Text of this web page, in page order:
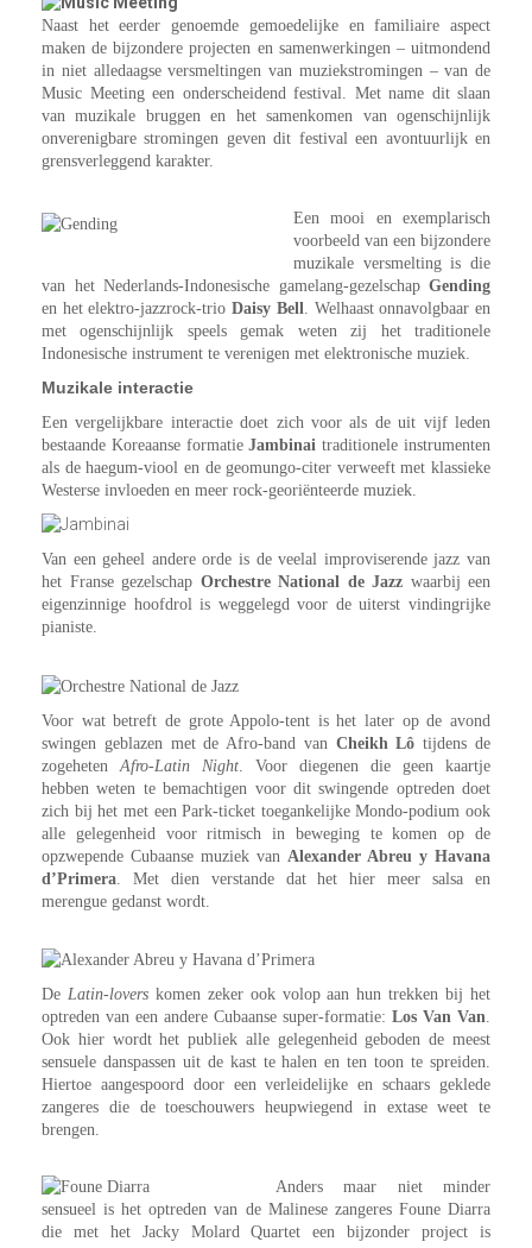
Naast het eerder genoemde gemoedelijke en familiaire aspect
maken de bijzondere projecten en samenwerkingen – uitmondend
in niet alledaagse versmeltingen van muziekstromingen – van de
Music Meeting een onderscheidend festival. Met name dit slaan
van muzikale bruggen en het samenkomen van ogenschijnlijk
onverenigbare stromingen geven dit festival een avontuurlijk en
grensverleggend karakter.
Een mooi en exemplarisch
voorbeeld van een bijzondere
muzikale versmelting is die
van het Nederlands-Indonesische gamelang-gezelschap Gending
en het elektro-jazzrock-trioDaisy Bell . Welhaast onnavolgbaar en
met ogenschijnlijk speels gemak weten zij het traditionele
Indonesische instrument te verenigen met elektronische muziek.
Muzikale interactie
Een vergelijkbare interactie doet zich voor als de uit vijf leden
bestaande Koreaanse formatieJambinai traditionele instrumenten
als de haegum-viool en de geomungo-citer verweeft met klassieke
Westerse invloeden en meer rock-georiënteerde muziek.
Van een geheel andere orde is de veelal improviserende jazz van
het Franse gezelschap Orchestre National de Jazz waarbij een
eigenzinnige hoofdrol is weggelegd voor de uiterst vindingrijke
pianiste.
Voor wat betreft de grote Appolo-tent is het later op de avond
swingen geblazen met de Afro-band van Cheikh Lô tijdens de
zogeheten Afro-Latin Night . Voor diegenen die geen kaartje
hebben weten te bemachtigen voor dit swingende optreden doet
zich bij het met een Park-ticket toegankelijke Mondo-podium ook
alle gelegenheid voor ritmisch in beweging te komen op de
opzwepende Cubaanse muziek van Alexander Abreu y Havana
d’Primera . Met dien verstande dat het hier meer salsa en
merengue gedanst wordt.
De Latin-loverskomen zeker ook volop aan hun trekken bij het
optreden van een andere Cubaanse super-formatie: Los Van Van.
Ook hier wordt het publiek alle gelegenheid geboden de meest
sensuele danspassen uit de kast te halen en ten toon te spreiden.
Hiertoe aangespoord door een verleidelijke en schaars geklede
zangeres die de toeschouwers heupwiegend in extase weet te
brengen.
Anders maar niet minder
sensueel is het optreden van de Malinese zangeres Foune Diarra
die met het Jacky Molard Quartet een bijzonder project is